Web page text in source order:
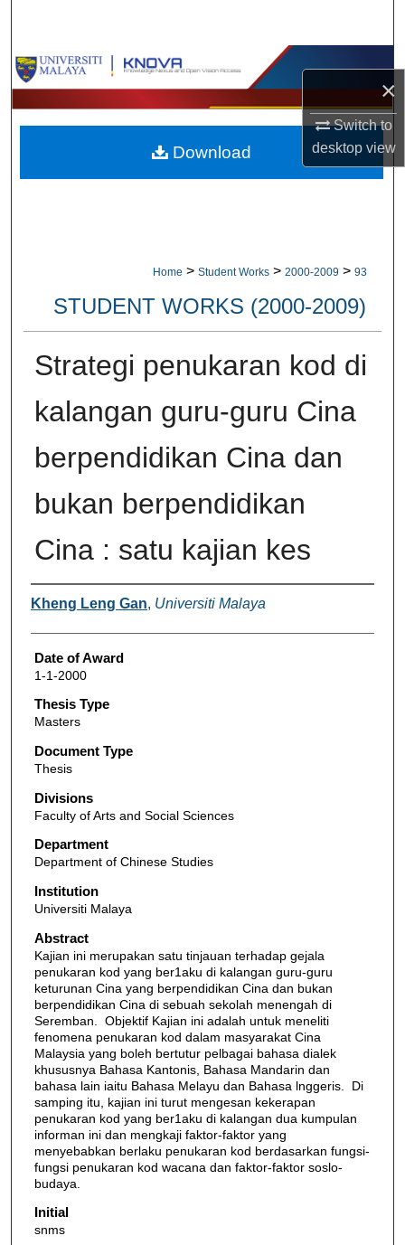
×
Switch to
desktopview
Browse Collections
My Account
About
Home > Student Works > 2000-2009 > 93
STUDENT WORKS (2000-2009)
Strategi penukaran kod di
kalangan guru-guru Cina
berpendidikan Cina dan
bukan berpendidikan
Cina : satu kajian kes
Author
Kheng Leng Gan, Universiti Malaya
Date of Award
1-1-2000
Thesis Type
Masters
Document Type
Thesis
Divisions
Faculty of Arts and Social Sciences
Department
Department of Chinese Studies
Institution
Universiti Malaya
Abstract
Kajian ini merupakan satu tinjauan terhadap gejala
penukaran kod yang ber1aku di kalangan guru-guru
keturunan Cina yang berpendidikan Cina dan bukan
berpendidikan Cina di sebuah sekolah menengah di
Seremban. Objektif Kajian ini adalah untuk meneliti
fenomena penukaran kod dalam masyarakat Cina
Malaysia yang boleh bertutur pelbagai bahasa dialek
khususnya Bahasa Kantonis, Bahasa Mandarin dan
bahasa lain iaitu Bahasa Melayu dan Bahasa lnggeris. Di
samping itu, kajian ini turut mengesan kekerapan
penukaran kod yang ber1aku di kalangan dua kumpulan
informan ini dan mengkaji faktor-faktor yang
menyebabkan berlaku penukaran kod berdasarkan fungsi-
fungsi penukaran kod wacana dan faktor-faktor soslo-
budaya.
Initial
snms
Download